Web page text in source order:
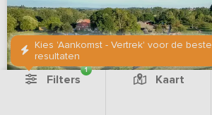
Kies 'Aankomst - Vertrek' voor de beste
resultaten
Filters
1
Kaart